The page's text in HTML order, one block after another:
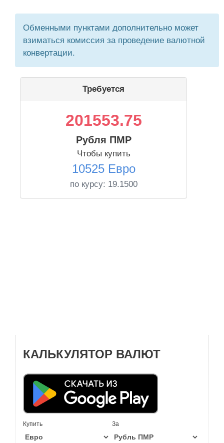
Обменными пунктами дополнительно может
взиматься комиссия за проведение валютной
конвертации.
Требуется
201553.75
Рубля ПМР
Чтобы купить
10525 Евро
по курсу: 19.1500
КАЛЬКУЛЯТОР ВАЛЮТ
Купить За